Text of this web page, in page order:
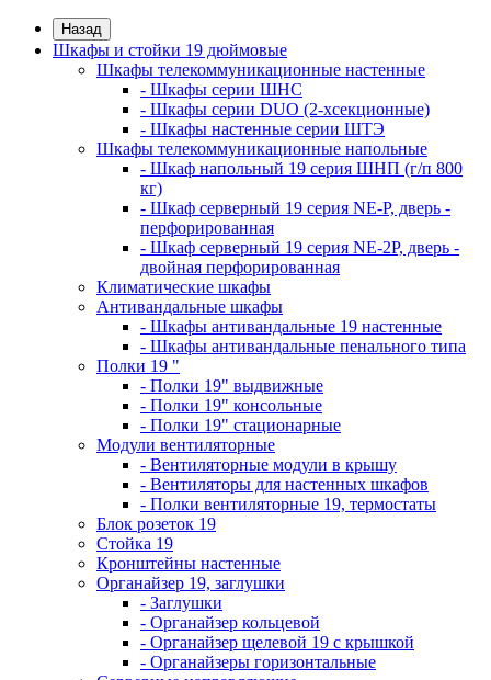
Назад
Шкафы и стойки 19 дюймовые
Шкафы телекоммуникационные настенные
- Шкафы серии ШНС
- Шкафы серии DUO (2-хсекционные)
- Шкафы настенные серии ШТЭ
Шкафы телекоммуникационные напольные
- Шкаф напольный 19 серия ШНП (г/п 800
кг)
- Шкаф серверный 19 серия NE-P, дверь -
перфорированная
- Шкаф серверный 19 серия NE-2P, дверь -
двойная перфорированная
Климатические шкафы
Антивандальные шкафы
- Шкафы антивандальные 19 настенные
- Шкафы антивандальные пенального типа
Полки 19 "
- Полки 19" выдвижные
- Полки 19" консольные
- Полки 19" стационарные
Модули вентиляторные
- Вентиляторные модули в крышу
- Вентиляторы для настенных шкафов
- Полки вентиляторные 19, термостаты
Блок розеток 19
Стойка 19
Кронштейны настенные
Органайзер 19, заглушки
- Заглушки
- Органайзер кольцевой
- Органайзер щелевой 19 с крышкой
- Органайзеры горизонтальные